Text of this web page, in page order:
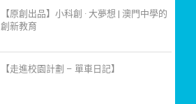
【原創出品】小科創 · 大夢想 | 澳門中學的
創新教育
【走進校園計劃 – 單車日記】